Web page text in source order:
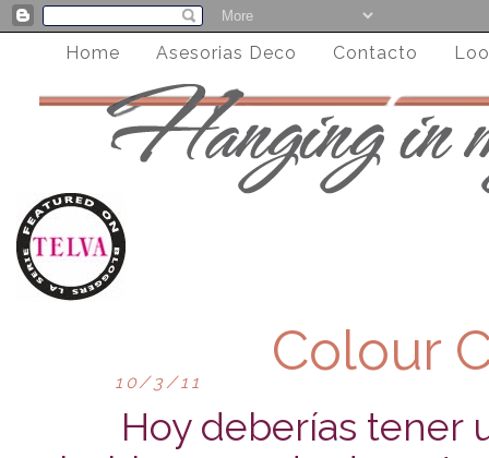
Home Asesorias Deco Contacto
10/3/11 Colour
Hoy deberías tener